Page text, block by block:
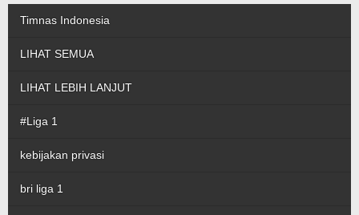
Timnas Indonesia
LIHAT SEMUA
LIHAT LEBIH LANJUT
#Liga 1
kebijakan privasi
bri liga 1